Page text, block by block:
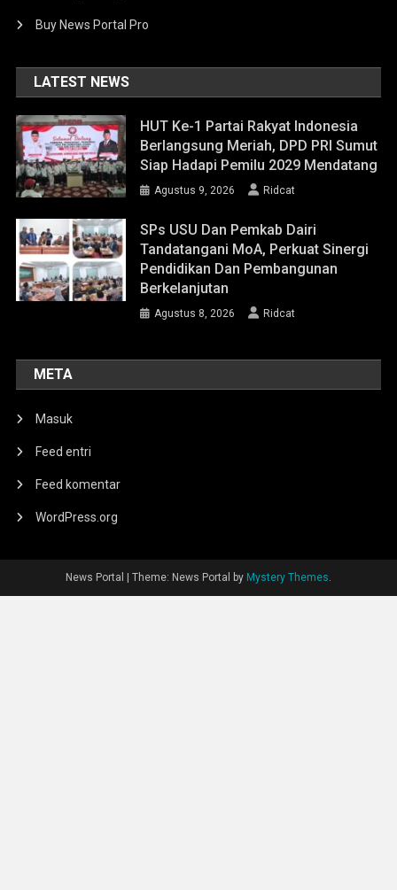
Buy News Portal Pro
LATEST NEWS
HUT Ke-1 Partai Rakyat Indonesia
Berlangsung Meriah, DPD PRI Sumut
Siap Hadapi Pemilu 2029 Mendatang
Agustus 9, 2026 Ridcat
SPs USU Dan Pemkab Dairi
Tandatangani MoA, Perkuat Sinergi
Pendidikan Dan Pembangunan
Berkelanjutan
Agustus 8, 2026 Ridcat
META
Masuk
Feed entri
Feed komentar
WordPress.org
News Portal Theme: News Portal by Mystery Themes.